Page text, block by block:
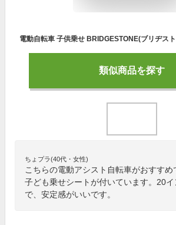
類似商品を探す
ちょプラ(40代・女性)
こちらの電動アシスト自転車がおすすめ
子ども乗せシートが付いています。20
で、安定感がいいです。